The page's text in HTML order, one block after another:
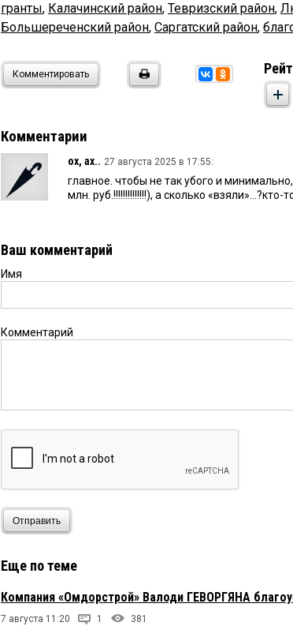
гранты, Калачинский район, Тевризский район,
Большереченский район, Саргатский район,
Комментировать
Комментарии
ох, ах.. 27 августа 2025 в 17:55:
главное. чтобы не так убого и
млн. руб.!!!!!!!!!!!!!!), а сколько «взяли»...?кто-
Ваш комментарий
Имя
Комментарий
Отправить
Еще по теме
Компания «Омдорстрой» Валоди ГЕВОРГЯНА
7 августа 11:20 1 381